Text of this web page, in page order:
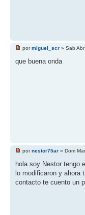
pormiguel_scr » Sab
que buena onda
pornestor75ar » Dom
hola soy Nestor tengo
lo modificaron y ahora
contacto te cuento un